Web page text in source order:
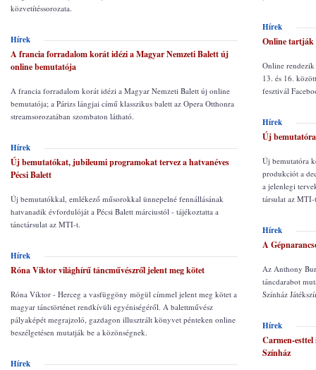
közvetítéssorozata.
Hírek
A francia forradalom korát idézi a Magyar Nemzeti Balett új
online bemutatója
A francia forradalom korát idézi a Magyar Nemzeti Balett új online
bemutatója; a Párizs lángjai című klasszikus balett az Opera Otthonra
streamsorozatában szombaton látható.
Hírek
Új bemutatókat, jubileumi programokat tervez a hatvanéves
Pécsi Balett
Új bemutatókkal, emlékező műsorokkal ünnepelné fennállásának
hatvanadik évfordulóját a Pécsi Balett márciustól - tájékoztatta a
tánctársulat az MTI-t.
Hírek
Róna Viktor világhírű táncművészről jelent meg kötet
Róna Viktor - Herceg a vasfüggöny mögül címmel jelent meg kötet a
magyar tánctörténet rendkívüli egyéniségéről. A balettművész
pályaképét megrajzoló, gazdagon illusztrált könyvet pénteken online
beszélgetésen mutatják be a közönségnek.
Hírek
Hírek
Online tartják
Online
13. és 16.
fesztivál
Hírek
Új
Új bemutatóra
produkciót a
a jelenlegi
társulat az
Hírek
A
Az Anthony
táncdarabot
Színház
Hírek
Carmen-
Színház